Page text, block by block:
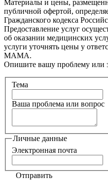
Материалы и цены,
публичной офертой,
Гражданского кодекса
Предоставление услуг
об оказании медицинских
услуги уточнять цены у
МАМА.
Опишите вашу проблему или
Тема
Ваша проблема или вопрос
Личные данные
Электронная почта
Отправить